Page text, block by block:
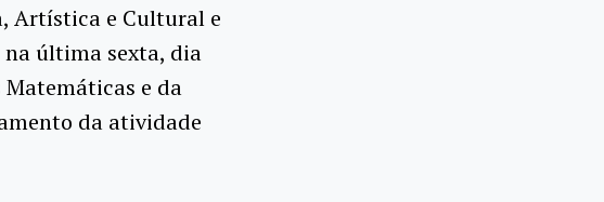
Artística e Cultural e
na última sexta, dia
e da
da atividade